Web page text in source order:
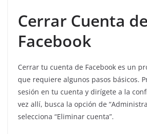
Cerrar Cuenta de
Facebook
Cerrar tu cuenta de Facebook es un
que requiere algunos pasos básicos.
sesión en tu cuenta y dirígete a la
vez allí, busca la opción de
selecciona “Eliminar cuenta”.